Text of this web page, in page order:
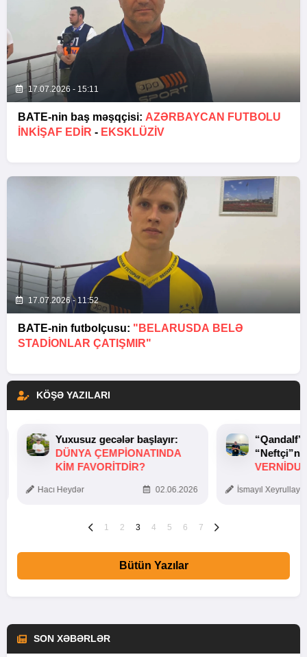
17.07.2026 - 15:11
BATE-nin baş məşqçisi: AZƏRBAYCAN FUTBOLU
INKIŞAF EDIR - EKSKLÜZİV
17.07.2026 - 11:52
BATE-nin futbolçusu: "BELARUSDA BELƏ
STADIONLAR ÇATIŞMIR"
KÖŞƏ YAZILARI
Yuxusuz gecələr başlayır:
DÜNYA ÇEMPIONATINDA
KIM FAVORITDIR?
Hacı Heydər 02.06.2026 İsmayıl
1 2 3 4 5 6 7
Bütün Yazılar
SON XƏBƏRLƏR